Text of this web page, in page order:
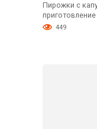
Пирожки с
приготовление
449